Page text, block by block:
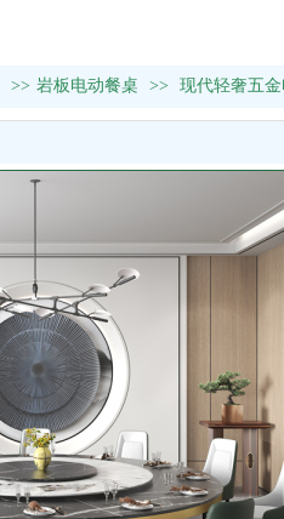
>> 岩板电动餐桌 >> 现代轻奢五